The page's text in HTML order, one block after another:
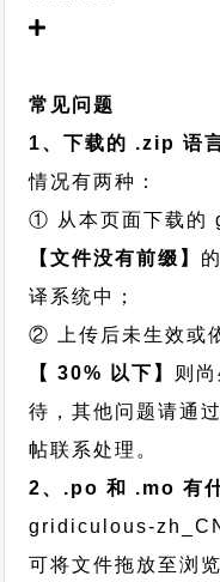
常见问题
1、下载的 .zip 语
情况有两种：
① 从本页面下载
【文件没有前缀】
译系统中；
② 上传后未生效或
【 30% 以下】 则
待，其他问题请通
帖联系处理。
2、.po 和 .mo 有
gridiculous-
可将文件拖放至浏